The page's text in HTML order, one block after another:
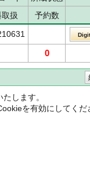
取扱 予約数
0
します。
を有効にしてくだ